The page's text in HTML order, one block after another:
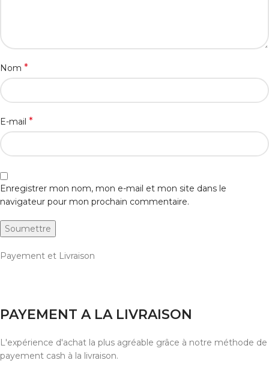
Nom *
E-mail *
Enregistrer mon nom, mon e-mail et mon site dans le
navigateur pour mon prochain commentaire.
Payement et Livraison
PAYEMENT A LA LIVRAISON
L'expérience d'achat la plus agréable grâce à notre méthode de
payement cash à la livraison.